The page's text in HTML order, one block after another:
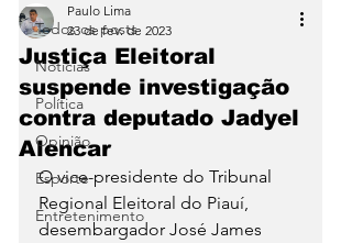
Todos os posts
Notícias
Política
Opinião
Esporte
Entretenimento
Justiça Eleitoral
suspende investigação
contra deputado Jadyel
Alencar
Paulo Lima
23 de fev. de 2023
O vice-presidente do Tribunal
Regional Eleitoral do Piauí,
desembargador José James